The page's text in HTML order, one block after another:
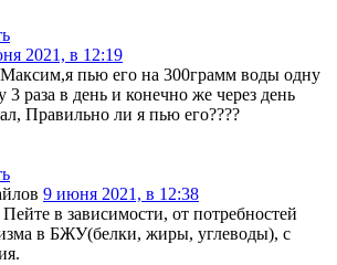
2021, в 12:19
Максим,я пью его на 300грамм воды одну
раза в день и конечно же через день
Правильно ли я пью его????
9 июня 2021, в 12:38
в зависимости, от потребностей
в БЖУ(белки, жиры, углеводы), с